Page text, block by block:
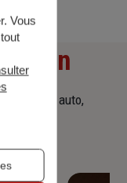
auto,
Vous